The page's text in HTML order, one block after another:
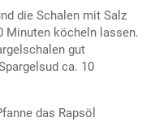
die Schalen mit Salz
Minuten köcheln lassen.
gut
ca. 10
das Rapsöl